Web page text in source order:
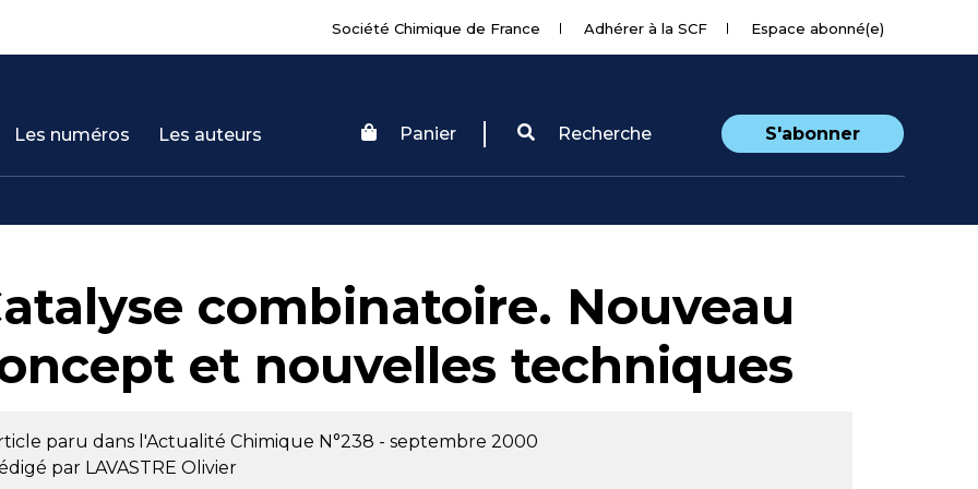
Société Chimique de France Adhérer à la SCF Espace abonné(e)
Les numéros Les auteurs Panier Recherche S'abonner
combinatoire. Nouveau
et nouvelles techniques
paru dans l'Actualité Chimique N°238 - septembre 2000
par LAVASTRE Olivier